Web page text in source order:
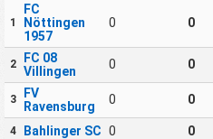
1
FC
Nöttingen
1957
0 0
2
FC 08
Villingen
0 0
3
FV
Ravensburg
0 0
4 Bahlinger SC 0 0